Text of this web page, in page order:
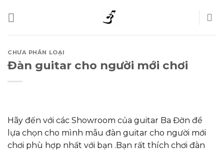
to
content
CHƯA PHÂN LOẠI
Đàn guitar cho người mới chơi
Hãy đến với các Showroom của guitar Ba Đờn để
lựa chọn cho mình mẫu đàn guitar cho người mới
chơi phù hợp nhất với bạn .Bạn rất thích chơi đàn